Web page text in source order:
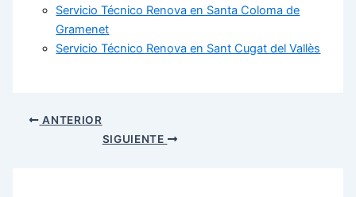
Servicio Técnico Renova en Santa Coloma de
Gramenet
Servicio Técnico Renova en Sant Cugat del Vallès
ANTERIOR
SIGUIENTE